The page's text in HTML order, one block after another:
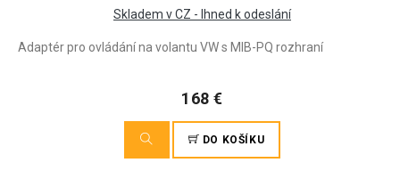
Skladem v CZ - Ihned k odeslání
Adaptér pro ovládání na volantu VW s MIB-PQ rozhraní
168 €
DO KOŠÍKU